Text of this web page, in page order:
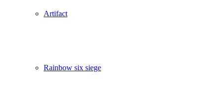
Artifact
Rainbow six siege